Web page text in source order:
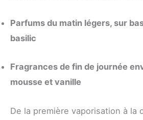
Parfums du matin légers, sur
basilic
Fragrances de fin de journée
mousse et vanille
De la première vaporisation à la